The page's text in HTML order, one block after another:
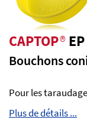
CAPTOP®
Bouchons
Pour les
Plus de détails ...